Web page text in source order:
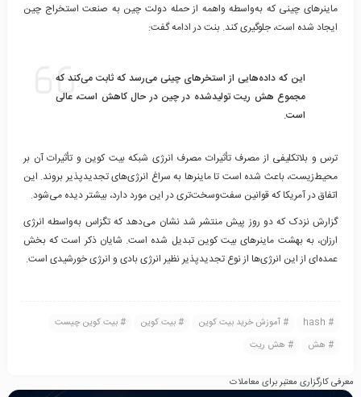
ماینرهای چینی که به‌واسطه واهمه از حمله دولت چین به صنعت استخراج چین
ایجاد شده است، جلوگیری کند. بنت در ادامه گفت:
این که داده‌هایی از استخرهای چینی می‌رسد که ثابت می‌کند که
مجموع هش ریت تولید‌شده در چین در حال کاهش است، عالی
است.
ترس و بلاتکلیفی از مصرف تأثیرات مصرف انرژی شبکه بیت کوین و تأثیرات آن بر
محیط‌زیست، باعث شده است تا ماینرها به سراغ انرژی‌های تجدید‌پذیر بروند. این
اتفاق در آمریکا که قوانین سفت‌وسخت‌تری در این مورد دارد، بیشتر دیده می‌شود.
گزارش نزدک که دو روز پیش منتشر شد نشان می‌دهد که تگزاس به‌واسطه انرژی
ارزان، به بهشت ماینرهای بیت کوین تبدیل شده است. شایان ذکر است که بخش
عمده‌ای از این انرژی‌ها از نوع تجدیدپذیر نظیر انرژی بادی و انرژی خورشیدی است.
hash آموزش خرید بیت کوین بیت کوین
بیت کوین چیست
هش
هش ریت
معرفی کارگزاری معتبر برای معاملات